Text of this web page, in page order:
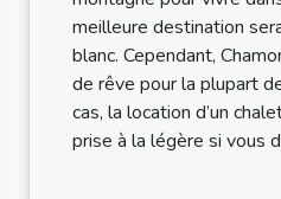
meilleure destination
blanc. Cependant,
de rêve pour la plupart
cas, la location d’un
prise à la légère si vous